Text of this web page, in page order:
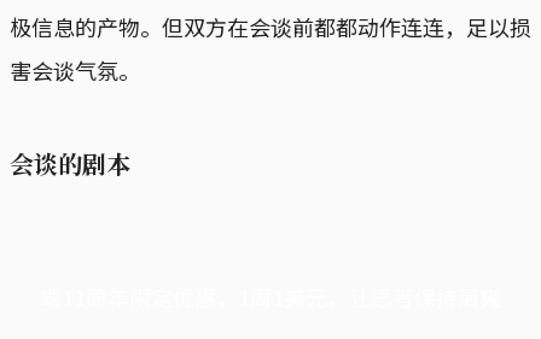
极信息的产物。但双方在会谈前都都动作连连，足以损
害会谈气氛。
会谈的剧本